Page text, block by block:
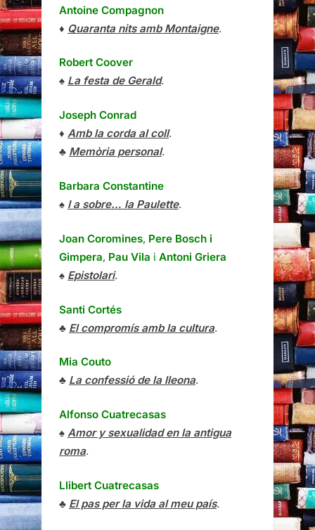
Antoine Compagnon
♦ Quaranta nits amb Montaigne.
Robert Coover
♠ La festa de Gerald.
Joseph Conrad
♦ Amb la corda al coll.
♣ Memòria personal.
Barbara Constantine
♠ I a sobre… la Paulette.
Joan Coromines, Pere Bosch i
Gimpera, Pau Vila i Antoni Griera
♠ Epistolari.
Santi Cortés
♣ El compromís amb la cultura.
Mia Couto
♣ La confessió de la lleona.
Alfonso Cuatrecasas
♠ Amor y sexualidad en la antigua
roma.
Llibert Cuatrecasas
♣ El pas per la vida al meu país.